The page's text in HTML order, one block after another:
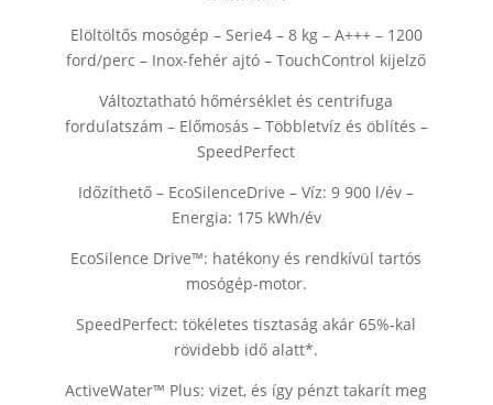
Elöltöltős mosógép – Serie4 – 8 kg – A+++ – 1200
ford/perc – Inox-fehér ajtó – TouchControl kijelző
Változtatható hőmérséklet és centrifuga
fordulatszám – Előmosás – Többletvíz és öblítés –
SpeedPerfect
Időzíthető – EcoSilenceDrive – Víz: 9 900 l/év –
Energia: 175 kWh/év
EcoSilence Drive™: hatékony és rendkívül tartós
mosógép-motor.
SpeedPerfect: tökéletes tisztaság akár 65%-kal
rövidebb idő alatt*.
ActiveWater™ Plus: vizet, és így pénzt takarít meg